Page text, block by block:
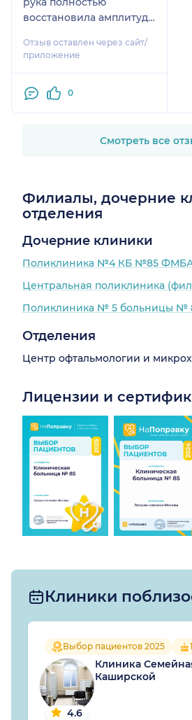
пережил 6 операций,
месяц пролежал под
вакуумно-дренажной
системой и отказали
Касаткину.
восстановила амплитуду
операции, спасибо ему
большое за его труд
Отзыв оставлен через сайт/
приложение
0
Смотреть все
Филиалы, дочерние
отделения
Дочерние клиники
Поликлиника №4 КБ №85
Центральная поликлиника
Поликлиника № 5 больницы
Отделения
Центр офтальмологии и
Лицензии и
Клиники
Выбор пациентов 2025
4.6
Клиника
Каширской